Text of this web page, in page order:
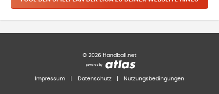
© 2026 Handball.net
Impressum Datenschutz Nutzungsbedingungen